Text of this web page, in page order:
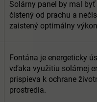
Solárny panel by mal
čistený od prachu a
zaistený optimálny
Fontána je energeticky
vďaka využitiu solárnej
prispieva k ochrane
prostredia.